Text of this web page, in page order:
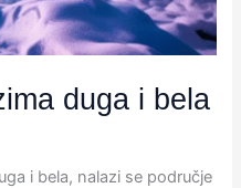
duga i bela
i bela, nalazi se područje